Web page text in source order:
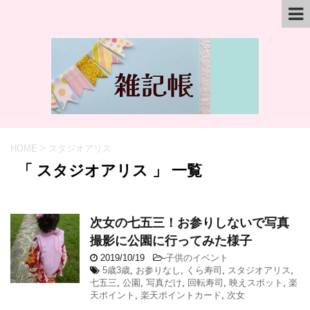
HOME > スタジオアリス
「 スタジオアリス 」 一覧
次女の七五三！お参りしないで写真
撮影に公園に行ってみた様子
2019/10/19 -子供のイベント
5歳3歳, お参りなし , くら寿司 , スタジオアリス ,
七五三, 公園 , 写真だけ, 回転寿司 , 映えスポット , 楽
天ポイント , 楽天ポイントカード, 次女